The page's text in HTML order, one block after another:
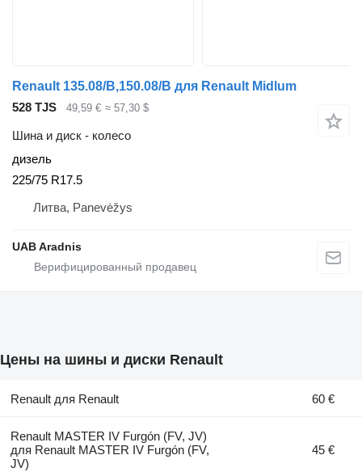
Renault 135.08/B,150.08/B для Renault Midlum
528 TJS
49,59 € ≈ 57,30 $
Шина и диск - колесо
дизель
225/75 R17.5
Литва, Panevėžys
UAB Aradnis
Цены на шины и диски Renault
Renault для Renault 60 €
Renault MASTER IV Furgón (FV, JV)
для Renault MASTER IV Furgón (FV,
JV)
45 €